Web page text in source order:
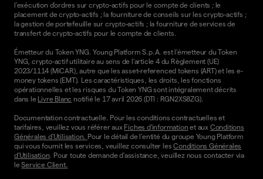
l'exécution d'ordres sur crypto-actifs pour le compte de clients ; le
placement de crypto-actifs ; la fourniture de conseils sur les crypto-actifs ;
la gestion de portefeuille sur crypto-actifs ; la fourniture de services de
transfert de crypto-actifs pour le compte de clients.
Émetteur du Token YNG. Young Platform S.p.A. est l'émetteur du Token
YNG, crypto-actif utilitaire au sens de l'article 4 du Règlement (UE)
2023/1114 (MiCAR), autre que les asset-referenced tokens (ART) et les e-
money tokens (EMT). Les caractéristiques, les droits, les fonctions
opérationnelles et les risques du Token YNG sont intégralement décrits
dans le Livre Blanc notifié le 17 avril 2026 (DTI : RGN2XS8ZG).
Documentation contractuelle. Pour les conditions contractuelles et
tarifaires, veuillez vous référer aux Fiches d'information et aux Conditions
Générales d'Utilisation. Pour le détail de l'entité du groupe Young Platform
qui vous fournit les services, veuillez consulter lesConditions Générales
d'Utilisation. Pour toute demande d'assistance, veuillez nous contacter via
leService Client.